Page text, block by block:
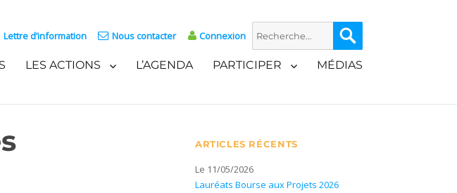
Lettre d’information Nous contacter Connexion
Recherche
pour :
LES ACTIONS L’AGENDA PARTICIPER MÉDIAS
ARTICLES RÉCENTS
Le 11/05/2026
Lauréats Bourse aux Projets 2026